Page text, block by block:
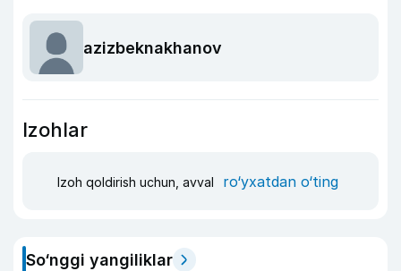
azizbeknakhanov
Izohlar
Izoh qoldirish uchun, avval ro‘yxatdan o‘ting
So‘nggi yangiliklar